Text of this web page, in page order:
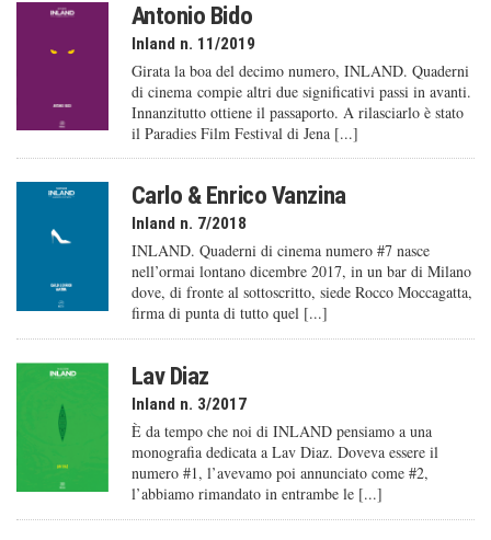
Antonio Bido
Inland n. 11/2019
Girata la boa del decimo numero, INLAND. Quaderni
di cinema compie altri due significativi passi in avanti.
Innanzitutto ottiene il passaporto. A rilasciarlo è stato
il Paradies Film Festival di Jena [...]
Carlo & Enrico Vanzina
Inland n. 7/2018
INLAND. Quaderni di cinema numero #7 nasce
nell’ormai lontano dicembre 2017, in un bar di Milano
dove, di fronte al sottoscritto, siede Rocco Moccagatta,
firma di punta di tutto quel [...]
Lav Diaz
Inland n. 3/2017
È da tempo che noi di INLAND pensiamo a una
monografia dedicata a Lav Diaz. Doveva essere il
numero #1, l’avevamo poi annunciato come #2,
l’abbiamo rimandato in entrambe le [...]